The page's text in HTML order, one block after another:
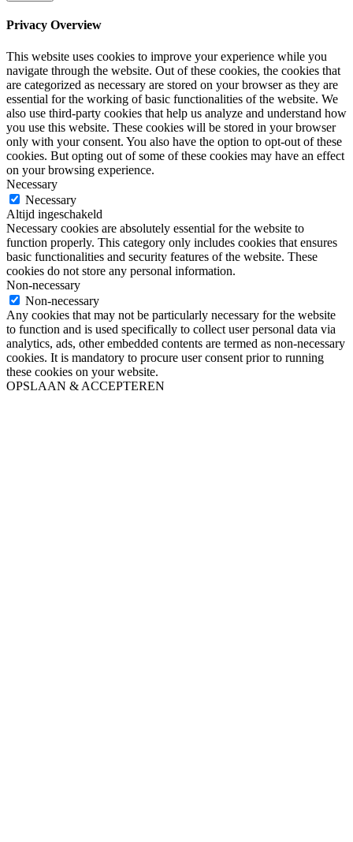
Privacy Overview
This website uses cookies to improve your experience while you
navigate through the website. Out of these cookies, the cookies that
are categorized as necessary are stored on your browser as they are
essential for the working of basic functionalities of the website. We
also use third-party cookies that help us analyze and understand how
you use this website. These cookies will be stored in your browser
only with your consent. You also have the option to opt-out of these
cookies. But opting out of some of these cookies may have an effect
on your browsing experience.
Necessary
Necessary
Altijd ingeschakeld
Necessary cookies are absolutely essential for the website to
function properly. This category only includes cookies that ensures
basic functionalities and security features of the website. These
cookies do not store any personal information.
Non-necessary
Non-necessary
Any cookies that may not be particularly necessary for the website
to function and is used specifically to collect user personal data via
analytics, ads, other embedded contents are termed as non-necessary
cookies. It is mandatory to procure user consent prior to running
these cookies on your website.
OPSLAAN & ACCEPTEREN